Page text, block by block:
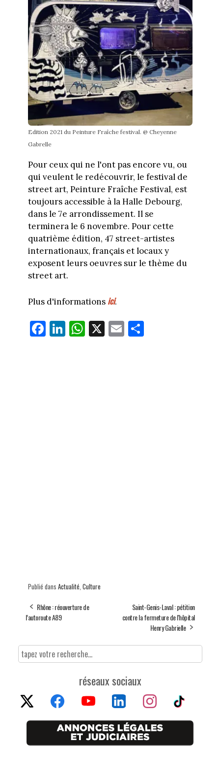
Edition 2021 du Peinture Fraîche festival. @ Cheyenne
Gabrelle
Pour ceux qui ne l'ont pas encore vu, ou
qui veulent le redécouvrir, le festival de
street art, Peinture Fraîche Festival, est
toujours accessible à la Halle Debourg,
dans le 7e arrondissement. Il se
terminera le 6 novembre. Pour cette
quatrième édition, 47 street-artistes
internationaux, français et locaux y
exposent leurs oeuvres sur le thème du
street art.
Plus d'informations ici.
Fa
ce
Li
nk
W
ha
X E
m
Pa
rt
Publié dans Actualité Culture
Rhône : réouverture de
l’autoroute A89
Saint-Genis-Laval : pétition
contre la fermeture de l'hôpital
Henry Gabrielle
réseaux sociaux